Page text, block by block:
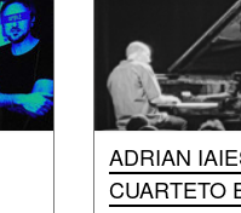
ADRIAN
CUARTETO